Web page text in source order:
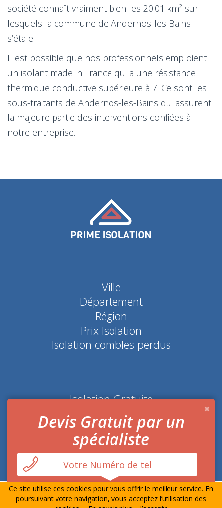
société connaît vraiment bien les 20.01 km² sur
lesquels la commune de Andernos-les-Bains
s’étale.
Il est possible que nos professionnels emploient
un isolant made in France qui a une résistance
thermique conductive supérieure à 7. Ce sont les
sous-traitants de Andernos-les-Bains qui assurent
la majeure partie des interventions confiées à
notre entreprise.
Ville
Département
Région
Prix Isolation
Isolation combles perdus
Isolation Gratuite
Coup de pouce économie d'énergie
© Prime-Isolation.fr Tout droits réservésMentions
Légales-Contact
Devis Gratuit par un
spécialiste
Ce site utilise des cookies pour vous offrir le meilleur service. En
poursuivant votre navigation, vous acceptez l’utilisation des